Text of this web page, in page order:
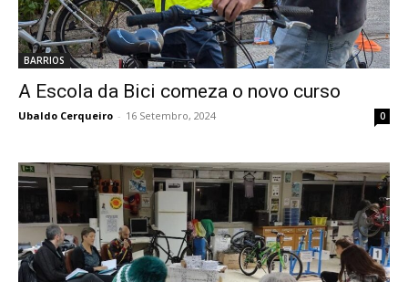
BARRIOS
A Escola da Bici comeza o novo curso
Ubaldo Cerqueiro - 16 Setembro, 2024 0